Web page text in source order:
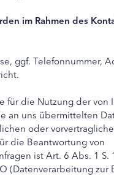
im Rahmen des
ggf. Telefonnummer,
für die Nutzung der von
an uns übermittelten
oder
die Beantwortung von
ist Art. 6 Abs. 1 S.
(Datenverarbeitung zur